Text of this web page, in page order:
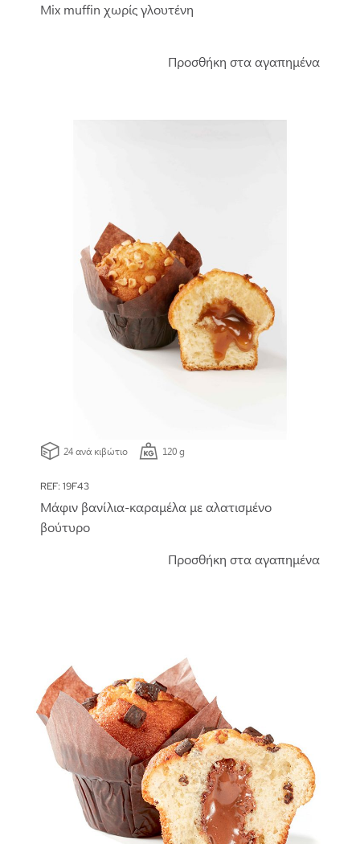
Mix muffin χωρίς γλουτένη
Προσθήκη στα αγαπημένα
24 ανά κιβώτιο 120 g
REF: 19F43
Μάφιν βανίλια-καραμέλα με αλατισμένο
βούτυρο
Προσθήκη στα αγαπημένα